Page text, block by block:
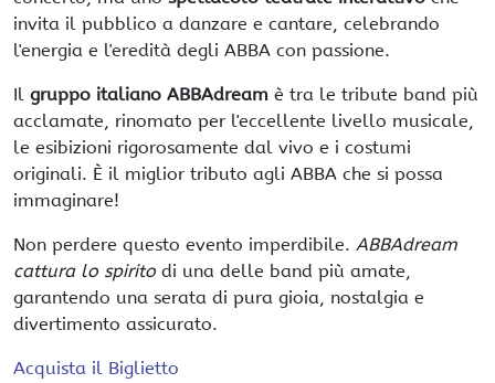
invita il pubblico a danzare e cantare, celebrando
l'energia e l'eredità degli ABBA con passione.
Il gruppo italiano ABBAdream è tra le tribute band più
acclamate, rinomato per l'eccellente livello musicale,
le esibizioni rigorosamente dal vivo e i costumi
originali. È il miglior tributo agli ABBA che si possa
immaginare!
Non perdere questo evento imperdibile. ABBAdream
cattura lo spiritodi una delle band più amate,
garantendo una serata di pura gioia, nostalgia e
divertimento assicurato.
Acquista il Biglietto